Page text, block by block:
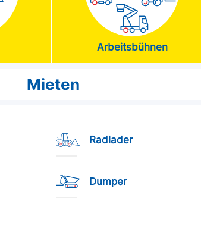
Arbeitsbühnen
Mieten
Radlader
Dumper